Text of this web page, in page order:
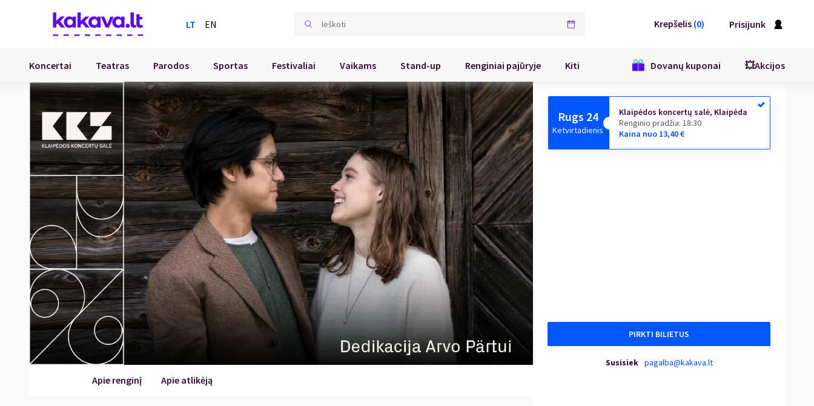
LT EN Krepšelis (0) Prisijunk
Koncertai Teatras Parodos Sportas Festivaliai Vaikams Stand-up Renginiai pajūryje Kiti Dovanų kuponai 💥Akcijos
Apie renginį Apie atlikėją
Rugs 24
Ketvirtadienis
Klaipėdos koncertų salė, Klaipėda
Renginio pradžia:18:30
Kaina nuo 13,40€
PIRKTI BILIETUS
Susisiek pagalba@kakava.lt